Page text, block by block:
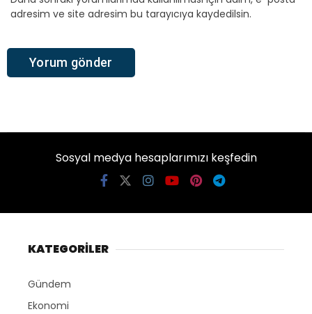
adresim ve site adresim bu tarayıcıya kaydedilsin.
Sosyal medya hesaplarımızı keşfedin
KATEGORİLER
Gündem
Ekonomi